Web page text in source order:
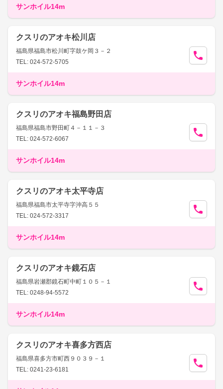
サンホイル14m
クスリのアオキ松川店
福島県福島市松川町字鼓ケ岡３－２
TEL: 024-572-5705
サンホイル14m
クスリのアオキ福島野田店
福島県福島市野田町４－１１－３
TEL: 024-572-6067
サンホイル14m
クスリのアオキ太平寺店
福島県福島市太平寺字沖高５５
TEL: 024-572-3317
サンホイル14m
クスリのアオキ鏡石店
福島県岩瀬郡鏡石町中町１０５－１
TEL: 0248-94-5572
サンホイル14m
クスリのアオキ喜多方西店
福島県喜多方市町西９０３９－１
TEL: 0241-23-6181